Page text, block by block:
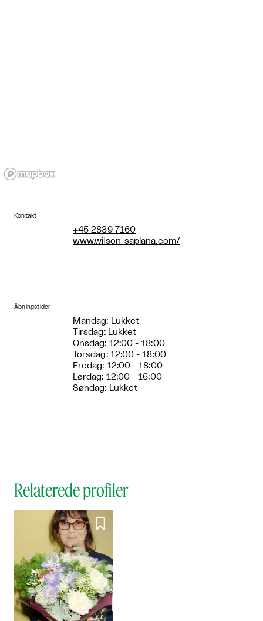
Kontakt
+45 2839 7160
www.wilson-saplana.com/
Åbningstider
Mandag: Lukket
Tirsdag: Lukket
Onsdag: 12:00 - 18:00
Torsdag: 12:00 - 18:00
Fredag: 12:00 - 18:00
Lørdag: 12:00 - 16:00
Søndag: Lukket
Relaterede profiler
